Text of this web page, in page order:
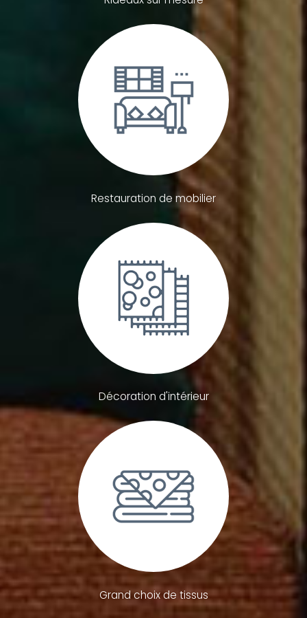
Restauration de mobilier
Décoration d'intérieur
Grand choix de tissus